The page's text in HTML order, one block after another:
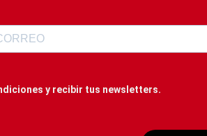
y recibir tus newsletters.